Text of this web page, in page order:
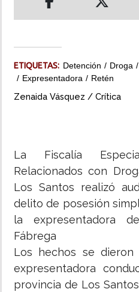
ETIQUETAS: Detención Droga
Expresentadora
Retén
Zenaida Vásquez / Crítica
La Fiscalía
Relacionados con
Los Santos realizó
delito de posesión
la expresentadora
Fábrega
Los hechos se
expresentadora
provincia de Los